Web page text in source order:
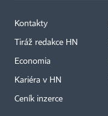
Kontakty
Tiráž redakce HN
Economia
Kariéra v HN
Ceník inzerce